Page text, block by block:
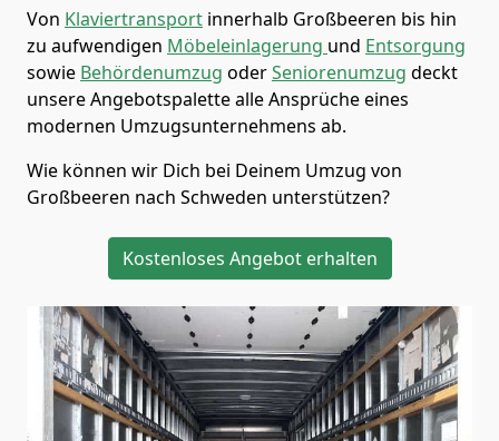
Von Klaviertransport innerhalb Großbeeren bis hin
zu aufwendigen Möbeleinlagerung und Entsorgung
sowie Behördenumzug oderSeniorenumzug deckt
unsere Angebotspalette alle Ansprüche eines
modernen Umzugsunternehmens ab.
Wie können wir Dich bei Deinem Umzug von
Großbeeren nach Schweden unterstützen?
Kostenloses Angebot erhalten